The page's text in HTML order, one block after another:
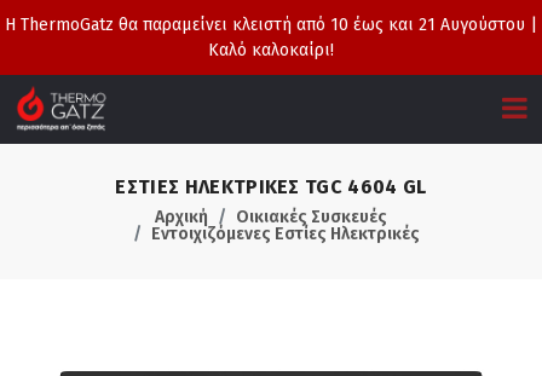
Η ThermoGatz θα παραμείνει κλειστή από 10 έως και 21 Αυγούστου |
Καλό καλοκαίρι!
ΕΣΤΙΕΣ ΗΛΕΚΤΡΙΚΕΣ TGC 4604 GL
Αρχική
Οικιακές Συσκευές
Εντοιχιζόμενες Εστίες Ηλεκτρικές